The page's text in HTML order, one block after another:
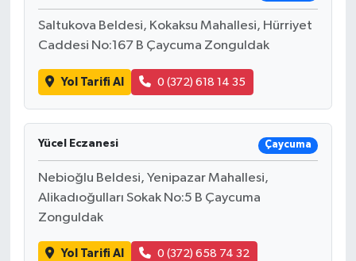
Saltukova Beldesi, Kokaksu Mahallesi, Hürriyet
Caddesi No:167 B Çaycuma Zonguldak
Yol Tarifi Al 0 (372) 618 14 35
Yücel Eczanesi Çaycuma
Nebioğlu Beldesi, Yenipazar Mahallesi,
Alikadıoğulları Sokak No:5 B Çaycuma
Zonguldak
Yol Tarifi Al 0 (372) 658 74 32